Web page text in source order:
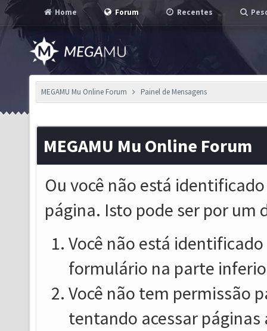
Home Forum Recentes
MEGAMU Mu Online Forum Painel de Mensagens
MEGAMU Mu Online Forum
Ou você não está
página. Isto pode ser por um
Você não está
formulário na parte
Você não tem permissão
tentando acessar